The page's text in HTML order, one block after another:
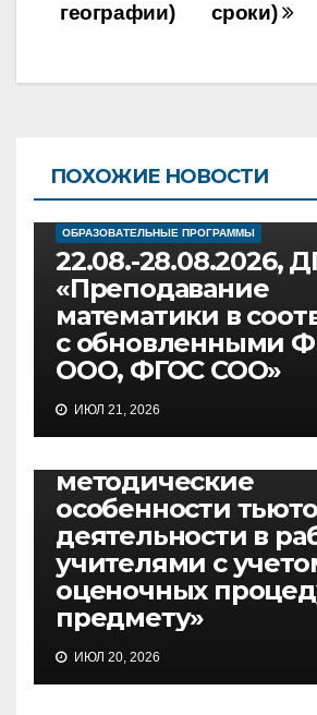
сроки)
географии)
ПОХОЖИЕ НОВОСТИ
ОБРАЗОВАТЕЛЬНЫЕ ПРОГРАММЫ
22.08.-28.08.2026,
«Преподавание
математики в
с обновленными
ООО, ФГОС СОО»
ИЮЛ 21, 2026
08.09-11.09.2026,
методические
особенности
деятельности в
учителями с
оценочных
предмету»
ИЮЛ 20, 2026